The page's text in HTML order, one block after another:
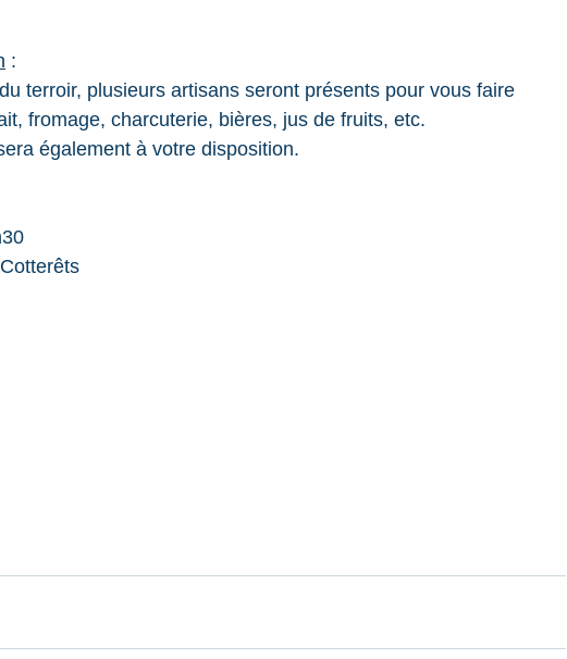
:
terroir, plusieurs artisans seront présents pour vous faire
fromage, charcuterie, bières, jus de fruits, etc.
également à votre disposition.